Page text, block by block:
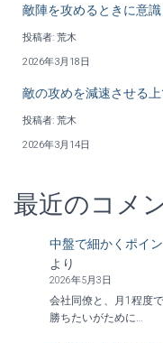
敵陣を攻めるときに意
投稿者: 荒木
2026年3月18日
敵の攻めを減速させる
投稿者: 荒木
2026年3月14日
最近のコメ
中盤で細かくポイ
より
2026年5月3日
会社同僚と、月1程度
勝ちたいがために…